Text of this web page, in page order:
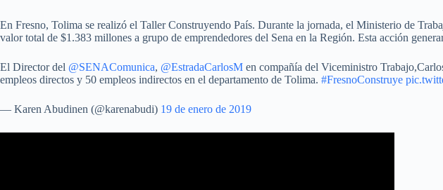
En Fresno, Tolima se realizó el Taller Construyendo País. Durante la jornada, el Ministerio de
valor total de $1.383 millones a grupo de emprendedores del Sena en la Región. Esta acción
El Director del @SENAComunica, @EstradaCarlosM en compañía del Viceministro
empleos directos y 50 empleos indirectos en el departamento de Tolima. #FresnoConstruye
— Karen Abudinen (@karenabudi) 19 de enero de 2019